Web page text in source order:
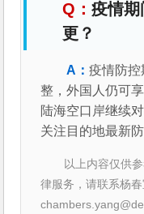
疫情
更？
疫情防控
整，外国人仍可
陆海空口岸继续
关注目的地最新防
以上内容仅供
律服务，请联系杨春